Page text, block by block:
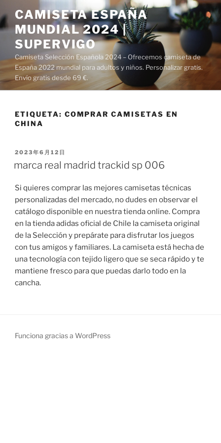
al
contenido
CAMISETA ESPAÑA
MUNDIAL 2024 |
SUPERVIGO
Camiseta Selección Española 2024 – Ofrecemos camiseta de
España 2022 mundial para adultos y niños. Personalizar gratis.
Envío gratis desde 69 €.
ETIQUETA: COMPRAR CAMISETAS EN
CHINA
PUBLICADO
2023年6月12日
marca real madrid trackid sp 006
Si quieres comprar las mejores camisetas técnicas
personalizadas del mercado, no dudes en observar el
catálogo disponible en nuestra tienda online. Compra
en la tienda adidas oficial de Chile la camiseta original
de la Selección y prepárate para disfrutar los juegos
con tus amigos y familiares. La camiseta está hecha de
una tecnología con tejido ligero que se seca rápido y te
mantiene fresco para que puedas darlo todo en la
cancha.
Funciona gracias a WordPress